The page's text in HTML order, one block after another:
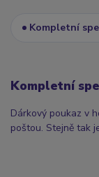
Kompletní
Kompletní
Dárkový poukaz v
poštou. Stejně tak